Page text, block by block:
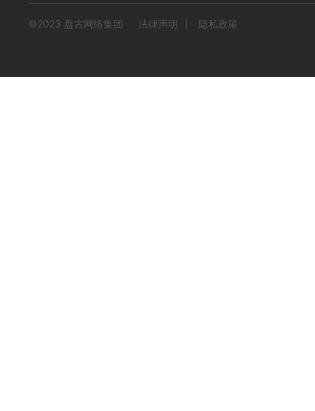
©2023 盘古网络集团 法律声明 隐私政策